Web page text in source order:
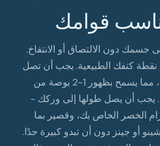
قوامك
دون الالتصاق أو الانتفاخ.
نقطة كتفك الطبيعية. يجب أن تصل
الأكمام إلى عظم معصمك، مما يسمح بظهور 1-2 بوصة من
يجب أن يصل طولها إلى وركك -
الخصر الخاص بك، وقصير بما
أو جينز دون أن تبدو كبيرة جدًا.